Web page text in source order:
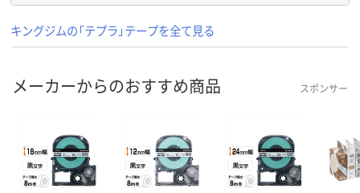
キングジムの「テプラ」テープを全て見る
メーカーからのおすすめ商品 スポンサー